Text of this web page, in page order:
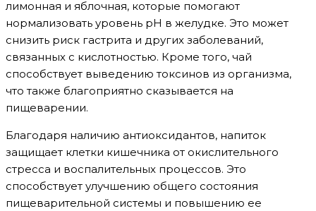
лимонная и яблочная, которые помогают
нормализовать уровень pH в желудке. Это может
снизить риск гастрита и других заболеваний,
связанных с кислотностью. Кроме того, чай
способствует выведению токсинов из организма,
что также благоприятно сказывается на
пищеварении.
Благодаря наличию антиоксидантов, напиток
защищает клетки кишечника от окислительного
стресса и воспалительных процессов. Это
способствует улучшению общего состояния
пищеварительной системы и повышению ее